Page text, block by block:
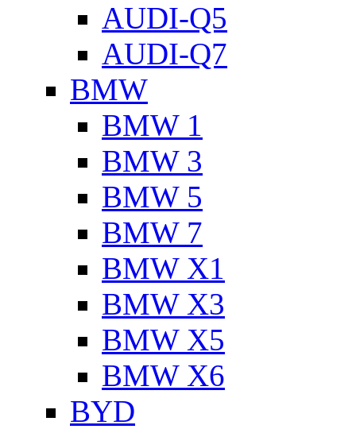
AUDI-Q5
AUDI-Q7
BMW
BMW 1
BMW 3
BMW 5
BMW 7
BMW X1
BMW X3
BMW X5
BMW X6
BYD